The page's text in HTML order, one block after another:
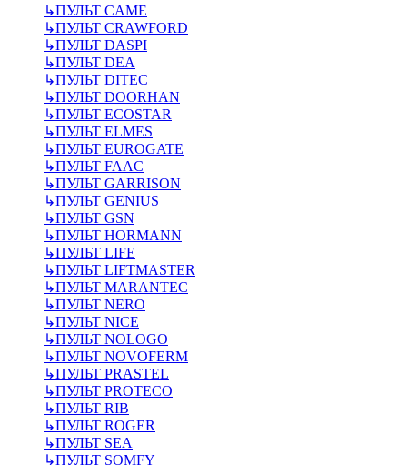
↳ПУЛЬТ CAME
↳ПУЛЬТ CRAWFORD
↳ПУЛЬТ DASPI
↳ПУЛЬТ DEA
↳ПУЛЬТ DITEC
↳ПУЛЬТ DOORHAN
↳ПУЛЬТ ECOSTAR
↳ПУЛЬТ ELMES
↳ПУЛЬТ EUROGATE
↳ПУЛЬТ FAAC
↳ПУЛЬТ GARRISON
↳ПУЛЬТ GENIUS
↳ПУЛЬТ GSN
↳ПУЛЬТ HORMANN
↳ПУЛЬТ LIFE
↳ПУЛЬТ LIFTMASTER
↳ПУЛЬТ MARANTEC
↳ПУЛЬТ NERO
↳ПУЛЬТ NICE
↳ПУЛЬТ NOLOGO
↳ПУЛЬТ NOVOFERM
↳ПУЛЬТ PRASTEL
↳ПУЛЬТ PROTECO
↳ПУЛЬТ RIB
↳ПУЛЬТ ROGER
↳ПУЛЬТ SEA
↳ПУЛЬТ SOMFY